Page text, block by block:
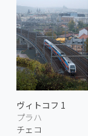
ヴィトコフ 1
プラハ
チェコ